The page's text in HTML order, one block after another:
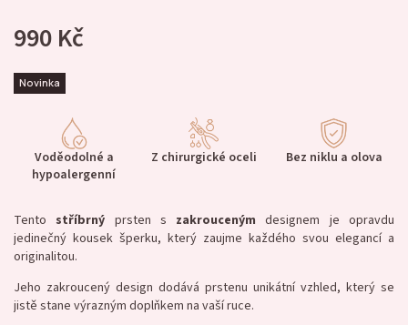
990 Kč
Novinka
Voděodolné a
hypoalergenní
Z chirurgické oceli Bez niklu a olova
Tento stříbrný prsten s zakrouceným designem je opravdu
jedinečný kousek šperku, který zaujme každého svou elegancí a
originalitou.
Jeho zakroucený design dodává prstenu unikátní vzhled, který se
jistě stane výrazným doplňkem na vaší ruce.